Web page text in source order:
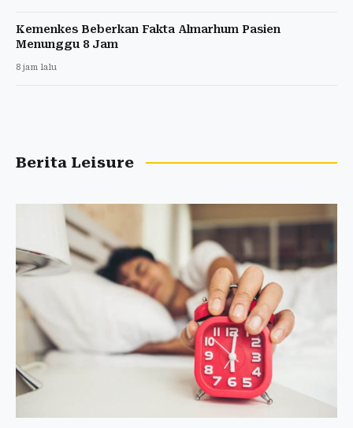
Kemenkes Beberkan Fakta Almarhum Pasien
Menunggu 8 Jam
8 jam lalu
Berita Leisure